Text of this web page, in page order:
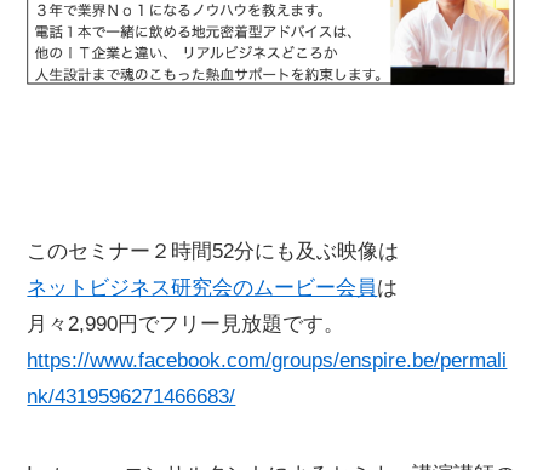
このセミナー２時間52分にも及ぶ映像は
ネットビジネス研究会のムービー会員は
月々2,990円でフリー見放題です。
https://www.facebook.com/groups/enspire.be/permali
nk/4319596271466683/